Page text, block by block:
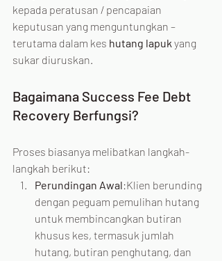
kepada peratusan / pencapaian
keputusan yang menguntungkan –
terutama dalam kes hutang lapuk yang
sukar diuruskan.
Bagaimana Success Fee Debt
Recovery Berfungsi?
Proses biasanya melibatkan langkah-
langkah berikut:
Perundingan Awal:Klien berunding
dengan peguam pemulihan hutang
untuk membincangkan butiran
khusus kes, termasuk jumlah
hutang, butiran penghutang, dan